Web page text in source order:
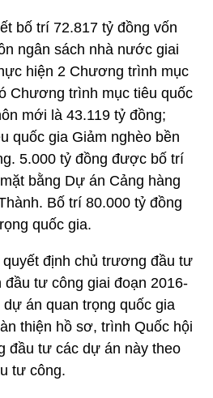
bố trí 72.817 tỷ đồng vốn
ngân sách nhà nước giai
hiện 2 Chương trình mục
Chương trình mục tiêu quốc
mới là 43.119 tỷ đồng;
quốc gia Giảm nghèo bền
5.000 tỷ đồng được bố trí
bằng Dự án Cảng hàng
Bố trí 80.000 tỷ đồng
quốc gia.
định chủ trương đầu tư
tư công giai đoạn 2016-
án quan trọng quốc gia
thiện hồ sơ, trình Quốc hội
đầu tư các dự án này theo
tư công.